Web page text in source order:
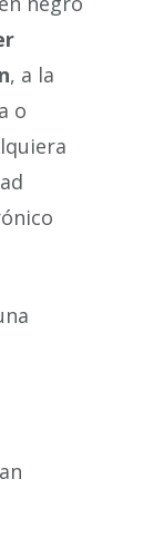
, a la
o